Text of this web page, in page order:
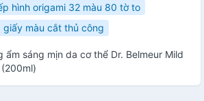
hình origami 32 màu 80 tờ to
giấy màu cắt thủ công
ẩm sáng mịn da cơ thể Dr. Belmeur Mild